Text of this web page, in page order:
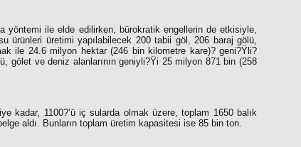
yöntemi ile elde edilirken, bürokratik engellerin de etkisiyle,
ürünleri üretimi yapılabilecek 200 tabii göl, 206 baraj gölü,
ile 24.6 milyon hektar (246 bin kilometre kare)? geni?Ÿli?
gölet ve deniz alanlarının geniyli?Ÿi 25 milyon 871 bin (258
kadar, 1100?’ü iç sularda olmak üzere, toplam 1650 balık
aldı. Bunların toplam üretim kapasitesi ise 85 bin ton.